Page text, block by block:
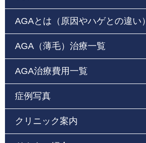
AGAとは（原因やハゲとの違い）
AGA（薄毛）治療一覧
AGA治療費用一覧
症例写真
クリニック案内